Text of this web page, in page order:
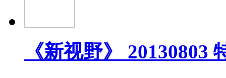
《新视野》 20130803